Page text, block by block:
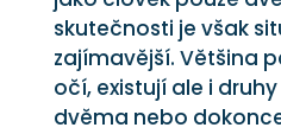
skutečnosti je však
zajímavější. Většina
očí, existují ale i
dvěma nebo